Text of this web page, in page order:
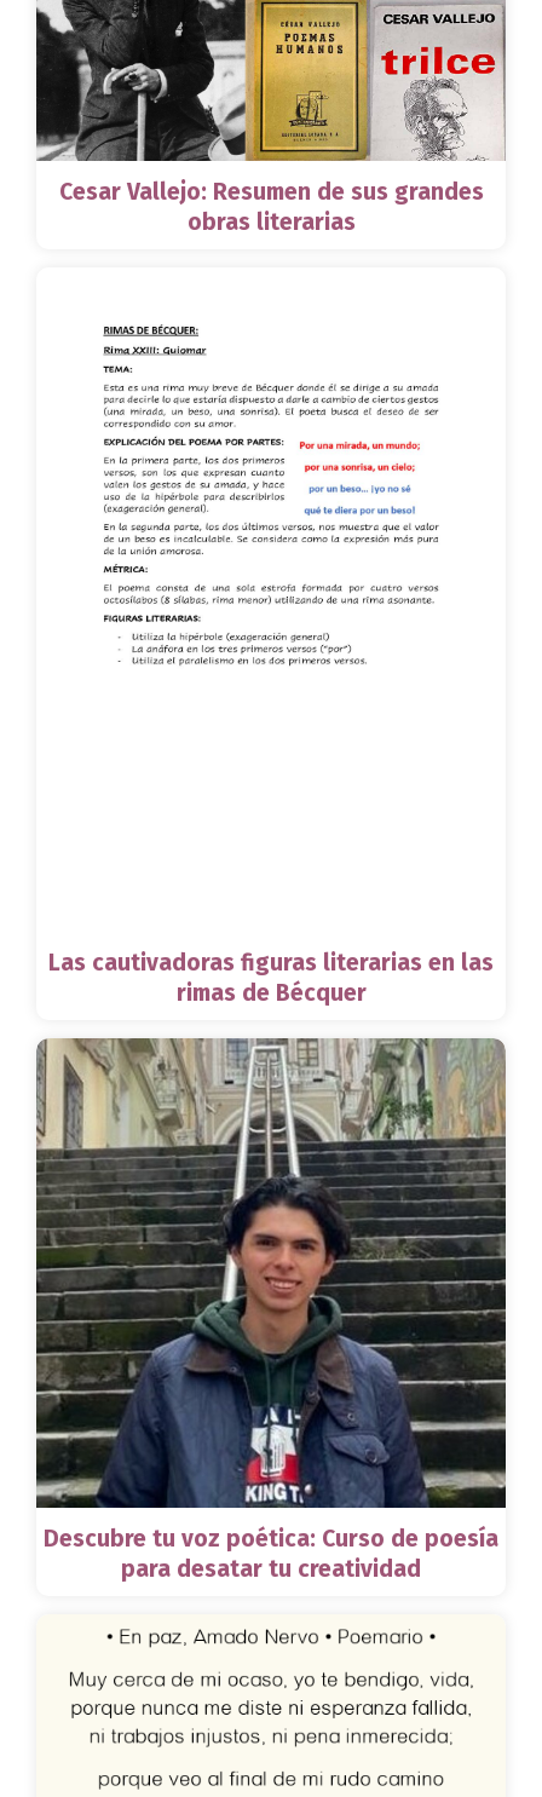
Cesar Vallejo: Resumen de sus grandes
obras literarias
Las cautivadoras figuras literarias en las
rimas de Bécquer
Descubre tu voz poética: Curso de poesía
para desatar tu creatividad